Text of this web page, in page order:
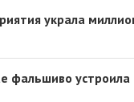
украла
фальшиво